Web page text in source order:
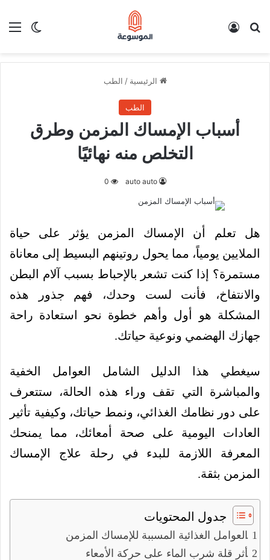
الوضع بحث عن
الرئيسية / الطب
الطب
أسباب الإمساك المزمن وطرق
التخلص منه نهائيًا
auto auto
0
هل تعلم أن الإمساك المزمن يؤثر على حياة
الملايين يومياً، مما يحول روتينهم البسيط إلى معاناة
مستمرة؟ إذا كنت تشعر بالإحباط بسبب آلام البطن
والانتفاخ، فأنت لست وحدك، فهم جذور هذه
المشكلة هو أول وأهم خطوة نحو استعادة راحة
جهازك الهضمي ونوعية حياتك.
سيغطي هذا الدليل الشامل العوامل الخفية
والمباشرة التي تقف وراء هذه الحالة، ستتعرف
على دور نظامك الغذائي، ونمط حياتك، وكيفية تأثير
العادات اليومية على صحة أمعائك، مما يمنحك
المعرفة اللازمة للبدء في رحلة علاج الإمساك
المزمن بثقة.
جدول المحتويات
العوامل الغذائية المسببة للإمساك المزمن
أثر قلة شرب الماء على حركة الأمعاء